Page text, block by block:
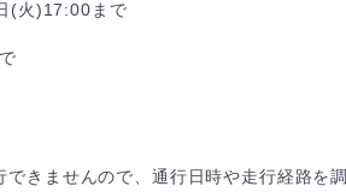
(火)17:00まで
きませんので、通行日時や走行経路を調